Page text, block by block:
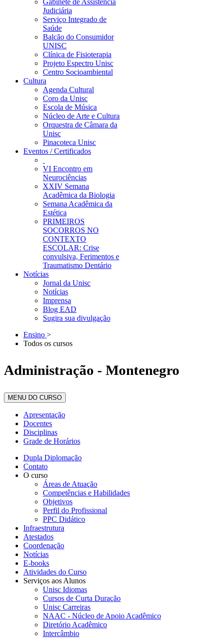
Gabinete de Assistência
Judiciária
Serviço Integrado de
Saúde
Balcão do Consumidor
UNISC
Clínica de Fisioterapia
Projeto Espectro Unisc
Centro Socioambiental
Cultura
Agenda Cultural
Coro da Unisc
Escola de Música
Núcleo de Arte e Cultura
Orquestra de Câmara da
Unisc
Pinacoteca Unisc
Eventos / Certificados
VI Encontro em
Neurociências
XXIV Semana
Acadêmica da Biologia
Semana Acadêmica da
Estética
PRIMEIROS
SOCORROS NO
CONTEXTO
ESCOLAR: Crise
convulsiva, Ferimentos e
Traumatismo Dentário
Notícias
Jornal da Unisc
Notícias
Imprensa
Blog EAD
Sugira sua divulgação
Ensino >
Todos os cursos
Administração - Montenegro
MENU DO CURSO
Apresentação
Docentes
Disciplinas
Grade de Horários
Dupla Diplomação
Contato
O curso
Áreas de Atuação
Competências e Habilidades
Objetivos
Perfil do Profissional
PPC Didático
Infraestrutura
Atestados
Coordenação
Notícias
E-books
Atividades do Curso
Serviços aos Alunos
Unisc Idiomas
Cursos de Curta Duração
Unisc Carreiras
NAAC - Núcleo de Apoio Acadêmico
Diretório Acadêmico
Intercâmbio